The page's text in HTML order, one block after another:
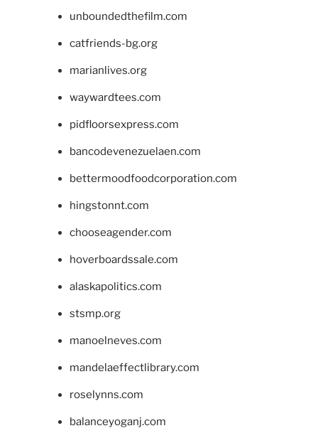
unboundedthefilm.com
catfriends-bg.org
marianlives.org
waywardtees.com
pidfloorsexpress.com
bancodevenezuelaen.com
bettermoodfoodcorporation.com
hingstonnt.com
chooseagender.com
hoverboardssale.com
alaskapolitics.com
stsmp.org
manoelneves.com
mandelaeffectlibrary.com
roselynns.com
balanceyoganj.com